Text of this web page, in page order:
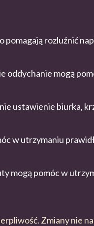
pomagają rozluźnić
oddychanie mogą
ustawienie biurka,
w utrzymaniu
mogą pomóc w
Zmiany nie